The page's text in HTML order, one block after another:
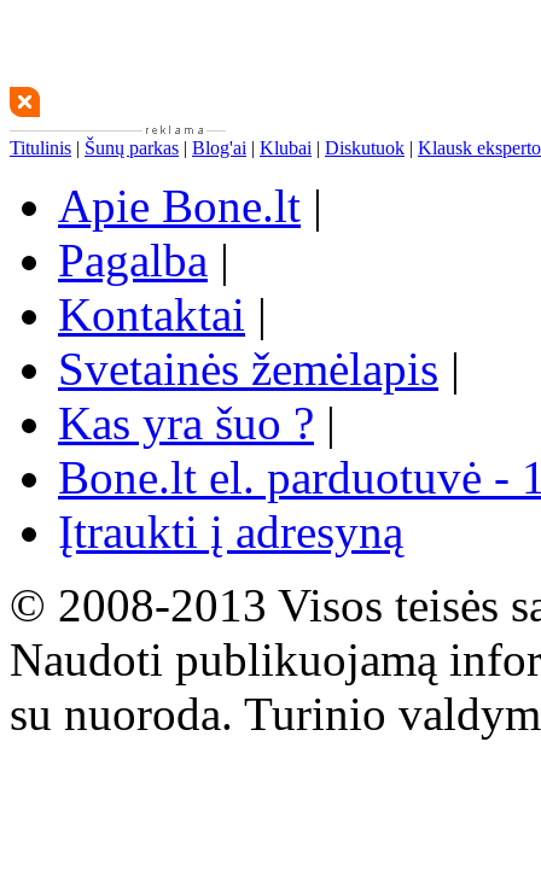
Titulinis | Šunų parkas | Blog'ai | Klubai | Diskutuok | Klausk eksperto
Apie Bone.lt |
Pagalba |
Kontaktai |
Svetainės žemėlapis |
Kas yra šuo ? |
Bone.lt el. parduotuvė -
Įtraukti į adresyną
© 2008-2013 Visos teisės
Naudoti publikuojamą
su nuoroda. Turinio